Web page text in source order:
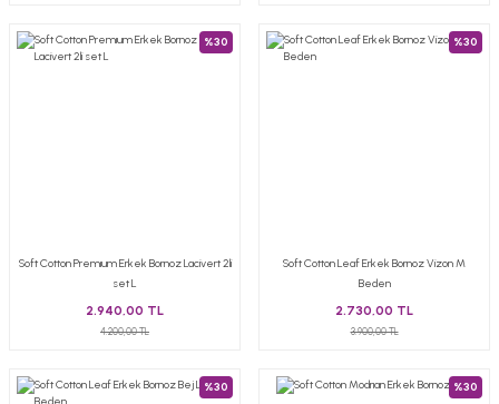
%30
Soft Cotton Premıum Erkek Bornoz Lacivert 2li
set L
2.940,00 TL
4.200,00 TL
%30
Soft Cotton Leaf Erkek Bornoz Vizon M
Beden
2.730,00 TL
3.900,00 TL
%30 %30